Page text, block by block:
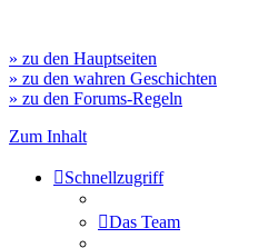
» zu den Hauptseiten
» zu den wahren Geschichten
» zu den Forums-Regeln
Zum Inhalt
Schnellzugriff
Das Team